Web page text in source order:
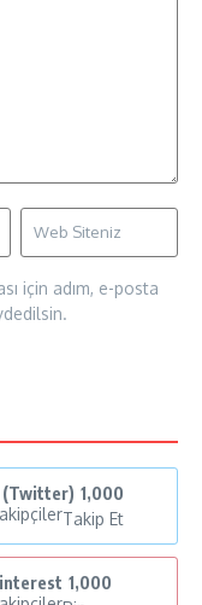
için adım, e-posta
(Twitter) 1,000
Takip Et
1,000